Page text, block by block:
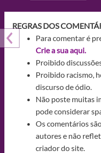
REGRAS DOS
Para comentar é
Crie a sua aqui.
Proibido
Proibido racismo,
discurso de ódio.
Não poste muitas
pode considerar
Os comentários
autores e não
criador do site.